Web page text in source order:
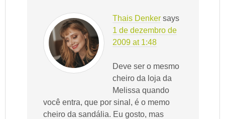
Thais Denker says
1 de dezembro de
2009 at 1:48
Deve ser o mesmo
cheiro da loja da
Melissa quando
você entra, que por sinal, é o memo
cheiro da sandália. Eu gosto, mas